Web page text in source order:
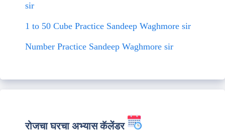
sir
1 to 50 Cube Practice Sandeep Waghmore sir
Number Practice Sandeep Waghmore sir
रोजचा घरचा अभ्यास कॅलेंडर